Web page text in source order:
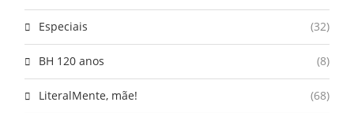
Especiais (32)
BH 120 anos (8)
LiteralMente, mãe! (68)